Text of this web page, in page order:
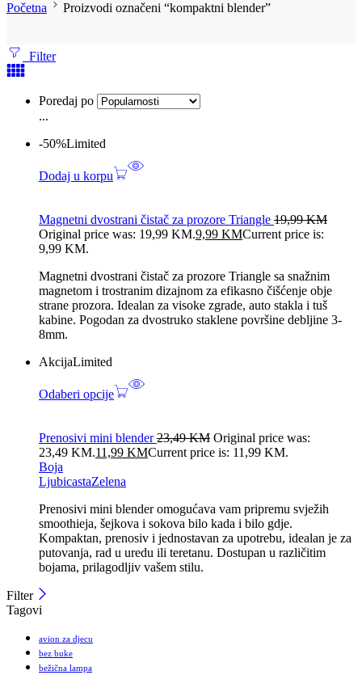
Početna Proizvodi označeni “kompaktni blender”
Filter
Poredaj po
...
-50%Limited
Dodaj u korpu
Magnetni dvostrani čistač za prozore Triangle 19,99KM
Original price was: 19,99 KM.9,99 KMCurrent price is:
9,99 KM.
Magnetni dvostrani čistač za prozore Triangle sa snažnim
magnetom i trostranim dizajnom za efikasno čišćenje obje
strane prozora. Idealan za visoke zgrade, auto stakla i tuš
kabine. Pogodan za dvostruko staklene površine debljine 3-
8mm.
AkcijaLimited
Odaberi opcije
Prenosivi mini blender23,49KM Original price was:
23,49 KM.11,99 KMCurrent price is: 11,99 KM.
Boja
LjubicastaZelena
Prenosivi mini blender omogućava vam pripremu svježih
smoothieja, šejkova i sokova bilo kada i bilo gdje.
Kompaktan, prenosiv i jednostavan za upotrebu, idealan je za
putovanja, rad u uredu ili teretanu. Dostupan u različitim
bojama, prilagodljiv vašem stilu.
Filter
Tagovi
avion za djecu
bez buke
bežična lampa